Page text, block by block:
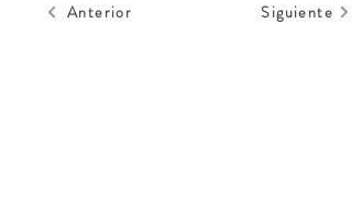
Anterior Siguiente